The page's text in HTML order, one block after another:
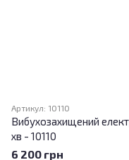
Артикул: 10110
Вибухозахищений
хв - 10110
6 200 грн